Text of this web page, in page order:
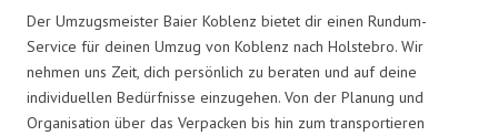
Der Umzugsmeister Baier Koblenz bietet dir einen Rundum-
Service für deinen Umzug von Koblenz nach Holstebro. Wir
nehmen uns Zeit, dich persönlich zu beraten und auf deine
individuellen Bedürfnisse einzugehen. Von der Planung und
Organisation über das Verpacken bis hin zum transportieren